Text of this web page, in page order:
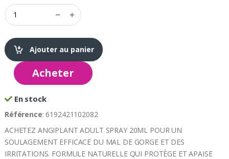
Ajouter au panier
Acheter
En stock
Référence: 6192421102082
ACHETEZ ANGIPLANT ADULT SPRAY 20ML POUR UN
SOULAGEMENT EFFICACE DU MAL DE GORGE ET DES
IRRITATIONS. FORMULE NATURELLE QUI PROTÈGE ET APAISE